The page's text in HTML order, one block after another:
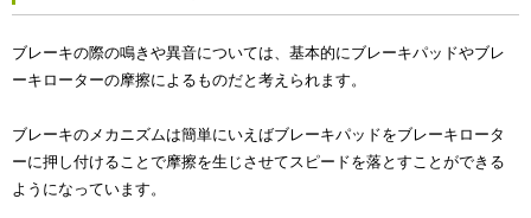
ブレーキの際の鳴きや異音については、基本的にブレーキパッドやブレ
ーキローターの摩擦によるものだと考えられます。
ブレーキのメカニズムは簡単にいえばブレーキパッドをブレーキロータ
ーに押し付けることで摩擦を生じさせてスピードを落とすことができる
ようになっています。